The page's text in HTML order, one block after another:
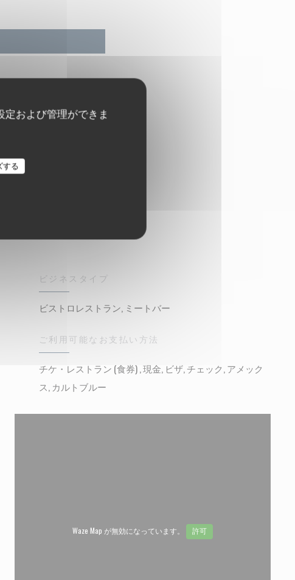
および管理ができま
する
ビジネスタイプ
ビストロレストラン, ミートバー
ご利用可能なお支払い方法
チケ・レストラン (食券) , 現金, ビザ, チェック, アメック
ス, カルトブルー
Waze Map が無効になっています。 許可